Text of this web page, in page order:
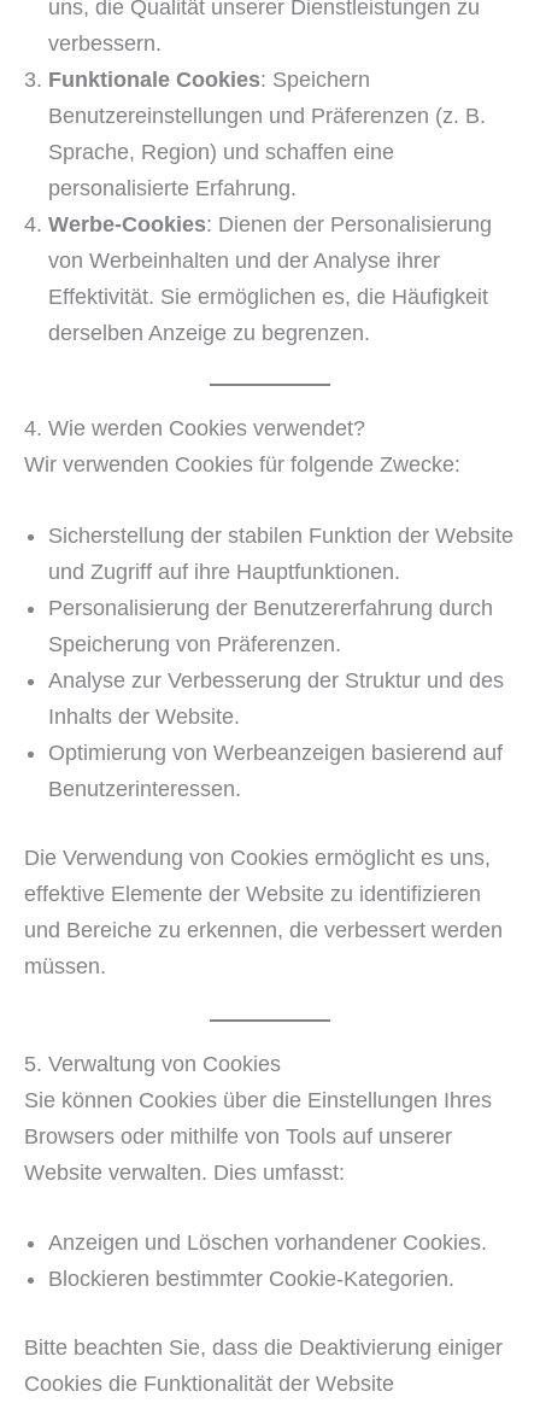
uns, die Qualität unserer Dienstleistungen zu
verbessern.
Funktionale Cookies: Speichern
Benutzereinstellungen und Präferenzen (z. B.
Sprache, Region) und schaffen eine
personalisierte Erfahrung.
Werbe-Cookies: Dienen der Personalisierung
von Werbeinhalten und der Analyse ihrer
Effektivität. Sie ermöglichen es, die Häufigkeit
derselben Anzeige zu begrenzen.
4. Wie werden Cookies verwendet?
Wir verwenden Cookies für folgende Zwecke:
Sicherstellung der stabilen Funktion der Website
und Zugriff auf ihre Hauptfunktionen.
Personalisierung der Benutzererfahrung durch
Speicherung von Präferenzen.
Analyse zur Verbesserung der Struktur und des
Inhalts der Website.
Optimierung von Werbeanzeigen basierend auf
Benutzerinteressen.
Die Verwendung von Cookies ermöglicht es uns,
effektive Elemente der Website zu identifizieren
und Bereiche zu erkennen, die verbessert werden
müssen.
5. Verwaltung von Cookies
Sie können Cookies über die Einstellungen Ihres
Browsers oder mithilfe von Tools auf unserer
Website verwalten. Dies umfasst:
Anzeigen und Löschen vorhandener Cookies.
Blockieren bestimmter Cookie-Kategorien.
Bitte beachten Sie, dass die Deaktivierung einiger
Cookies die Funktionalität der Website